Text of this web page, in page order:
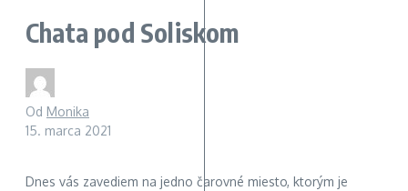
Chata pod Soliskom
Od Monika
15. marca 2021
Dnes vás zavediem na jedno čarovné miesto, ktorým je